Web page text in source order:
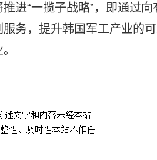
进“一揽子战略”，即通过向
务，提升韩国军工产业的